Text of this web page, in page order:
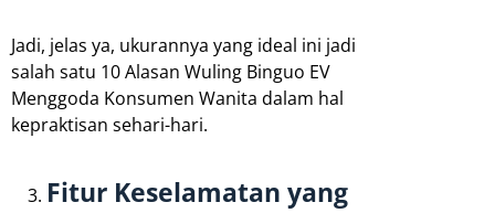
Jadi, jelas ya, ukurannya yang ideal ini jadi
salah satu 10 Alasan Wuling Binguo EV
Menggoda Konsumen Wanita dalam hal
kepraktisan sehari-hari.
Fitur Keselamatan yang